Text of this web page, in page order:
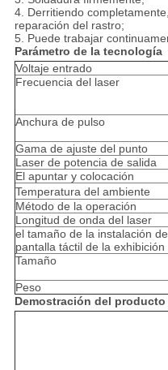
4. Derritiendo
reparación del rastro;
5. Puede trabajar
Parámetro de la tecnología
Voltaje entrado
Frecuencia del laser
Anchura de pulso
Gama de ajuste del punto
Laser de potencia de salida
El apuntar y colocación
Temperatura del ambiente
Método de la operación
Longitud de onda del laser
el tamaño de la instalación
pantalla táctil de la exhibición
Tamaño
Peso
Demostración del producto